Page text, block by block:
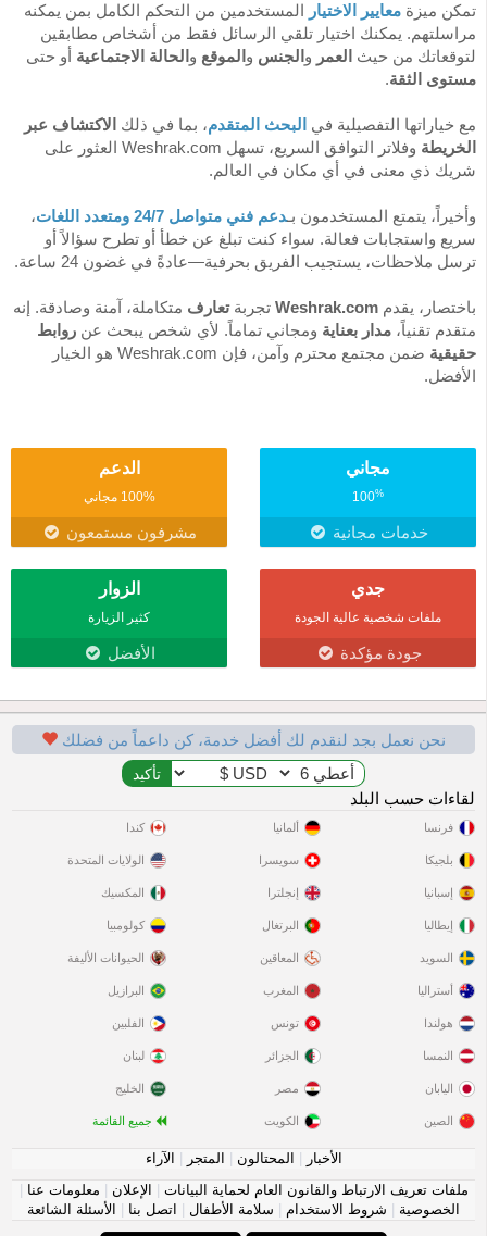
تمكن ميزة معايير الاختيار المستخدمين من التحكم الكامل بمن يمكنه
مراسلتهم. يمكنك اختيار تلقي الرسائل فقط من أشخاص مطابقين
لتوقعاتك من حيث العمر و الجنس و الموقع و الحالة الاجتماعية أو حتى
مستوى الثقة.
مع خياراتها التفصيلية في البحث المتقدم، بما في ذلك الاكتشاف عبر
الخريطة
وفلاتر التوافق السريع، تسهل Weshrak.com العثور على
شريك ذي معنى في أي مكان في العالم.
وأخيراً، يتمتع المستخدمون بـدعم فني متواصل 24/7 ومتعدد اللغات
،
سريع واستجابات فعالة. سواء كنت تبلغ عن خطأ أو تطرح سؤالاً أو
ترسل ملاحظات، يستجيب الفريق بحرفية—عادةً في غضون 24 ساعة.
باختصار، يقدم Weshrak.com تجربةتعارف متكاملة، آمنة وصادقة. إنه
متقدم تقنياً، مدار بعناية ومجاني تماماً. لأي شخص يبحث عن روابط
حقيقية
ضمن مجتمع محترم وآمن، فإن Weshrak.com هو الخيار
الأفضل.
مجاني
100%
خدمات مجانية
الدعم
100% مجاني
مشرفون مستمعون
جدي
ملفات شخصية عالية الجودة
جودة مؤكدة
الزوار
كثير الزيارة
الأفضل
نحن نعمل بجد لنقدم لك أفضل خدمة، كن داعماً من فضلك
لقاءات حسب البلد
فرنسا
بلجيكا
إسبانيا
إيطاليا
السويد
ألمانيا
سويسرا
إنجلترا
البرتغال
المعاقين
كندا
الولايات المتحدة
المكسيك
كولومبيا
الحيوانات الأليفة
أستراليا
هولندا
النمسا
اليابان
الصين
المغرب
تونس
الجزائر
مصر
الكويت
البرازيل
الفلبين
لبنان
الخليج
جميع القائمة
الأخبار المحتالون المتجر
الآراء
ملفات تعريف الارتباط والقانون العام لحماية البيانات
الإعلان معلومات عنا
الخصوصية
شروط الاستخدام سلامة الأطفال اتصل بنا الأسئلة الشائعة